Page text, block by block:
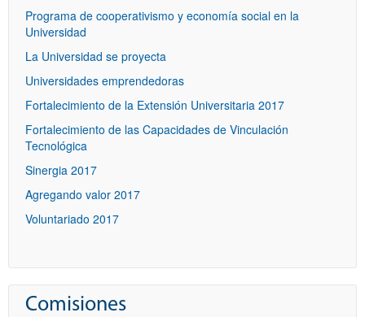
Programa de cooperativismo y economía social en la
Universidad
La Universidad se proyecta
Universidades emprendedoras
Fortalecimiento de la Extensión Universitaria 2017
Fortalecimiento de las Capacidades de Vinculación
Tecnológica
Sinergia 2017
Agregando valor 2017
Voluntariado 2017
Comisiones